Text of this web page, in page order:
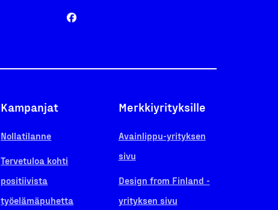
Kampanjat
Nollatilanne
Tervetuloa kohti
positiivista
työelämäpuhetta
Merkkiyrityksille
Avainlippu-yrityksen
sivu
Design from Finland -
yrityksen sivu